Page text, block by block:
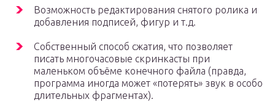
Возможность редактирования снятого ролика и
добавления подписей, фигур и т.д.
Собственный способ сжатия, что позволяет
писать многочасовые скринкасты при
маленьком объёме конечного файла (правда,
программа иногда может «потерять» звук в особо
длительных фрагментах).